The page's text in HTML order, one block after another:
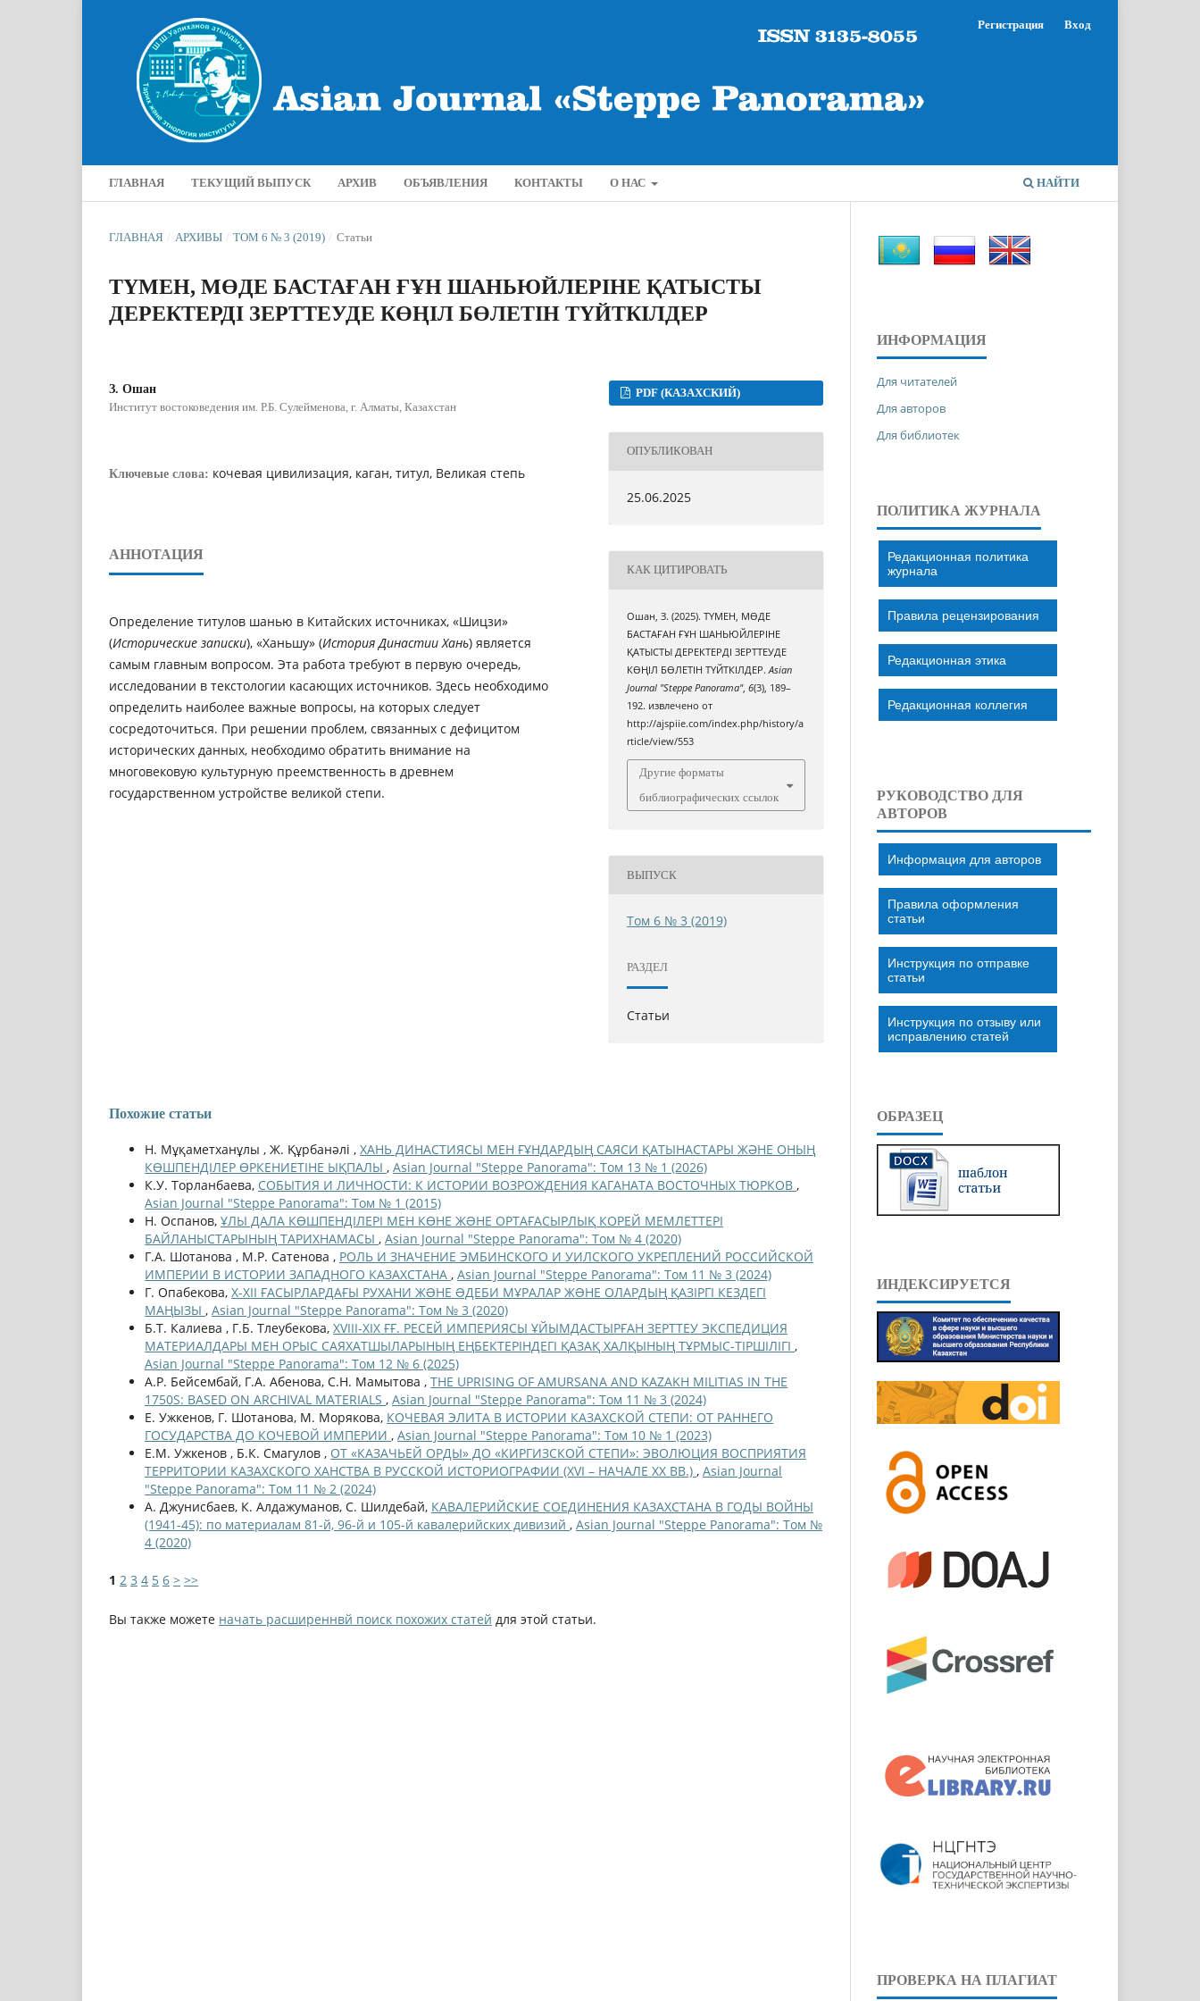
ГЛАВНАЯ ТЕКУЩИЙ ВЫПУСК АРХИВ ОБЪЯВЛЕНИЯ КОНТАКТЫ О НАС НАЙТИ
Регистрация Вход
ГЛАВНАЯ / АРХИВЫ / ТОМ 6 № 3 (2019) / Статьи
ТҮМЕН, МӨДЕ БАСТАҒАН ҒҰН ШАНЬЮЙЛЕРІНЕ ҚАТЫСТЫ
ДЕРЕКТЕРДІ ЗЕРТТЕУДЕ КӨҢІЛ БӨЛЕТІН ТҮЙТКІЛДЕР
З. Ошан
Институт востоковедения им. Р.Б. Сулейменова, г. Алматы, Казахстан
Ключевые слова: кочевая цивилизация, каган, титул, Великая степь
АННОТАЦИЯ
Определение титулов шанью в Китайских источниках, «Шицзи»
(Исторические записки), «Ханьшу» (История Династии Хань) является
самым главным вопросом. Эта работа требуют в первую очередь,
исследовании в текстологии касающих источников. Здесь необходимо
определить наиболее важные вопросы, на которых следует
сосредоточиться. При решении проблем, связанных с дефицитом
исторических данных, необходимо обратить внимание на
многовековую культурную преемственность в древнем
государственном устройстве великой степи.
PDF (КАЗАХСКИЙ)
ОПУБЛИКОВАН
25.06.2025
КАК ЦИТИРОВАТЬ
Ошан, З. (2025). ТҮМЕН, МӨДЕ
БАСТАҒАН ҒҰН ШАНЬЮЙЛЕРІНЕ
ҚАТЫСТЫ ДЕРЕКТЕРДІ ЗЕРТТЕУДЕ
КӨҢІЛ БӨЛЕТІН ТҮЙТКІЛДЕР.Asian
Journal "Steppe Panorama",6(3), 189–
192. извлечено от
http://ajspiie.com/index.php/history/a
rticle/view/553
Другие форматы
библиографических ссылок
ВЫПУСК
Том 6 № 3 (2019)
РАЗДЕЛ
Статьи
Похожие статьи
Н. Мұқаметханұлы , Ж. Құрбанәлі , ХАНЬ ДИНАСТИЯСЫ МЕН ҒҰНДАРДЫҢ САЯСИ ҚАТЫНАСТАРЫ ЖӘНЕ ОНЫҢ
КӨШПЕНДІЛЕР ӨРКЕНИЕТІНЕ ЫҚПАЛЫ , Asian Journal "Steppe Panorama": Том 13 № 1 (2026)
К.У. Торланбаева, СОБЫТИЯ И ЛИЧНОСТИ: К ИСТОРИИ ВОЗРОЖДЕНИЯ КАГАНАТА ВОСТОЧНЫХ ТЮРКОВ ,
Asian Journal "Steppe Panorama": Том № 1 (2015)
Н. Оспанов, ҰЛЫ ДАЛА КӨШПЕНДІЛЕРІ МЕН КӨНЕ ЖƏНЕ ОРТАҒАСЫРЛЫҚ КОРЕЙ МЕМЛЕТТЕРІ
БАЙЛАНЫСТАРЫНЫҢ ТАРИХНАМАСЫ , Asian Journal "Steppe Panorama": Том № 4 (2020)
Г.А. Шотанова , М.Р. Сатенова , РОЛЬ И ЗНАЧЕНИЕ ЭМБИНСКОГО И УИЛСКОГО УКРЕПЛЕНИЙ РОССИЙСКОЙ
ИМПЕРИИ В ИСТОРИИ ЗАПАДНОГО КАЗАХСТАНА , Asian Journal "Steppe Panorama": Том 11 № 3 (2024)
Г. Опабекова, X-XII ҒАСЫРЛАРДАҒЫ РУХАНИ ЖƏНЕ ƏДЕБИ МҰРАЛАР ЖƏНЕ ОЛАРДЫҢ ҚАЗІРГІ КЕЗДЕГІ
МАҢЫЗЫ , Asian Journal "Steppe Panorama": Том № 3 (2020)
Б.Т. Калиева , Г.Б. Тлеубекова, ХVІІІ-ХІХ ҒҒ. РЕСЕЙ ИМПЕРИЯСЫ ҰЙЫМДАСТЫРҒАН ЗЕРТТЕУ ЭКСПЕДИЦИЯ
МАТЕРИАЛДАРЫ МЕН ОРЫС САЯХАТШЫЛАРЫНЫҢ ЕҢБЕКТЕРІНДЕГІ ҚАЗАҚ ХАЛҚЫНЫҢ ТҰРМЫС-ТІРШІЛІГІ ,
Asian Journal "Steppe Panorama": Том 12 № 6 (2025)
А.Р. Бейсембай, Г.А. Абенова, С.Н. Мамытова , THE UPRISING OF AMURSANA AND KAZAKH MILITIAS IN THE
1750S: BASED ON ARCHIVAL MATERIALS , Asian Journal "Steppe Panorama": Том 11 № 3 (2024)
Е. Ужкенов, Г. Шотанова, М. Морякова, КОЧЕВАЯ ЭЛИТА В ИСТОРИИ КАЗАХСКОЙ СТЕПИ: ОТ РАННЕГО
ГОСУДАРСТВА ДО КОЧЕВОЙ ИМПЕРИИ , Asian Journal "Steppe Panorama": Том 10 № 1 (2023)
Е.М. Ужкенов , Б.К. Смагулов , ОТ «КАЗАЧЬЕЙ ОРДЫ» ДО «КИРГИЗСКОЙ СТЕПИ»: ЭВОЛЮЦИЯ ВОСПРИЯТИЯ
ТЕРРИТОРИИ КАЗАХСКОГО ХАНСТВА В РУССКОЙ ИСТОРИОГРАФИИ (XVI – НАЧАЛЕ XX ВВ.) , Asian Journal
"Steppe Panorama": Том 11 № 2 (2024)
А. Джунисбаев, К. Алдажуманов, С. Шилдебай, КАВАЛЕРИЙСКИЕ СОЕДИНЕНИЯ КАЗАХСТАНА В ГОДЫ ВОЙНЫ
(1941-45): по материалам 81-й, 96-й и 105-й кавалерийских дивизий , Asian Journal "Steppe Panorama": Том №
4 (2020)
1 2 3 4 5 6 > >>
Вы также можете начать расширеннвй поиск похожих статей для этой статьи.
ИНФОРМАЦИЯ
Для читателей
Для авторов
Для библиотек
ПОЛИТИКА ЖУРНАЛА
Редакционная политика
журнала
Правила рецензирования
Редакционная этика
Редакционная коллегия
РУКОВОДСТВО ДЛЯ
АВТОРОВ
Информация для авторов
Правила оформления
статьи
Инструкция по отправке
статьи
Инструкция по отзыву или
исправлению статей
ОБРАЗЕЦ
ИНДЕКСИРУЕТСЯ
ПРОВЕРКА НА ПЛАГИАТ